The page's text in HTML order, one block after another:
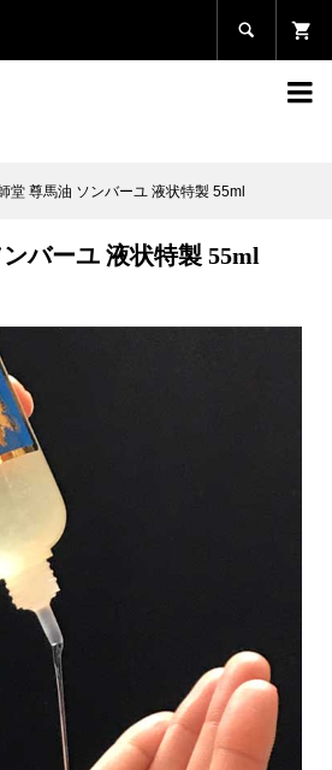


堂 尊馬油 ソンバーユ 液状特製 55ml
バーユ 液状特製 55ml